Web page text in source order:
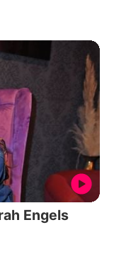
Engels